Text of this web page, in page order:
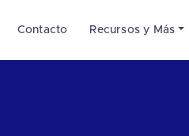
Contacto Recursos y Más